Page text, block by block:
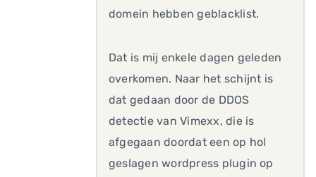
domein hebben geblacklist.
Dat is mij enkele dagen geleden
overkomen. Naar het schijnt is
dat gedaan door de DDOS
detectie van Vimexx, die is
afgegaan doordat een op hol
geslagen wordpress plugin op